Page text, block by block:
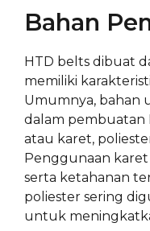
Bahan
HTD belts dibuat
memiliki
Umumnya, bahan
dalam pembuatan
atau karet,
Penggunaan
serta ketahanan
poliester sering
untuk